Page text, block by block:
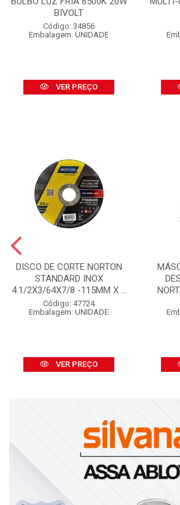
BIVOLT
Código: 34856
Embalagem: UNIDADE
VER PREÇO
DISCO DE CORTE NORTON
STANDARD INOX
4.1/2X3/64X7/8 -115MM X ...
Código: 47724
Embalagem: UNIDADE
VER PREÇO